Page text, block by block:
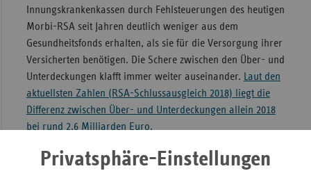
Privatsphäre-Einstellungen
Innungskrankenkassen durch Fehlsteuerungen des heutigen
Morbi-RSA seit Jahren deutlich weniger aus dem
Gesundheitsfonds erhalten, als sie für die Versorgung ihrer
Versicherten benötigen. Die Schere zwischen den Über- und
Unterdeckungen klafft immer weiter auseinander.
Laut den
aktuellsten Zahlen (RSA-Schlussausgleich 2018) liegt die
Differenz zwischen Über- und Unterdeckungen allein 2018
bei rund 2,6 Milliarden Euro.
Kompetenzen der Sozialen